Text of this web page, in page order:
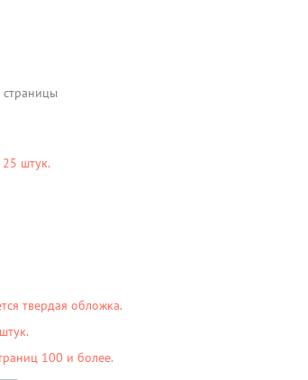
25 штук.
твердая обложка.
100 и более.